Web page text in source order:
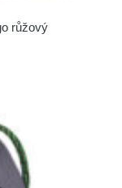
růžový